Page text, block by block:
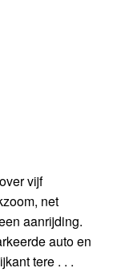
vijf
net
aanrijding.
auto en
tere . . .